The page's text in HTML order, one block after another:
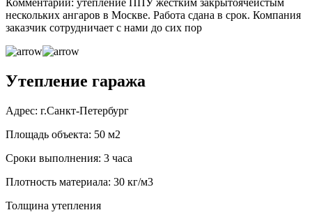
Комментарий: утепление ППУ жестким закрытоячеистым
нескольких ангаров в Москве. Работа сдана в срок. Компания
заказчик сотрудничает с нами до сих пор
Утепление гаража
Адрес: г.Санкт-Петербург
Площадь объекта: 50 м2
Сроки выполнения: 3 часа
Плотность материала: 30 кг/м3
Толщина утепления